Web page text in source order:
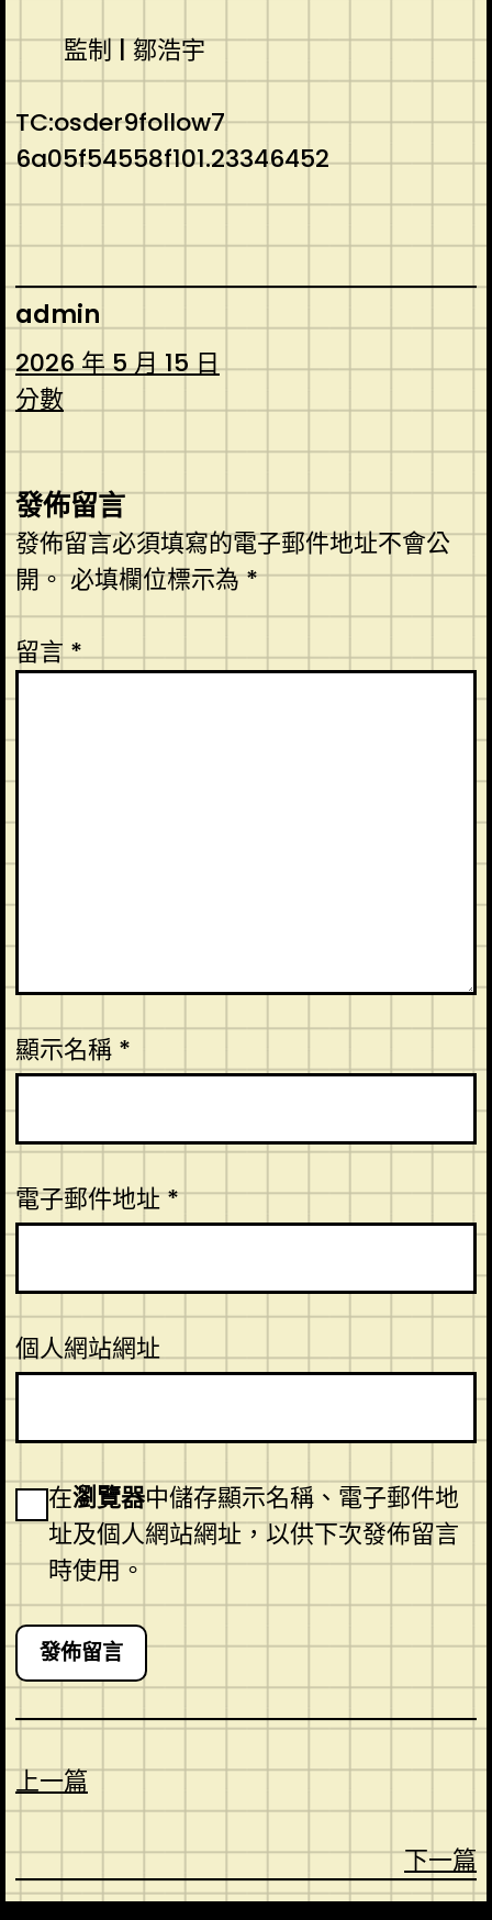
監制 | 鄒浩宇
TC:osder9follow7
6a05f54558f101.23346452
admin
2026 年 5 月 15 日
分數
發佈留言
發佈留言必須填寫的電子郵件地址不會公
開。必填欄位標示為*
留言*
顯示名稱 *
電子郵件地址*
個人網站網址
在瀏覽器中儲存顯示名稱、電子郵件地
址及個人網站網址，以供下次發佈留言
時使用。
上一篇
下一篇